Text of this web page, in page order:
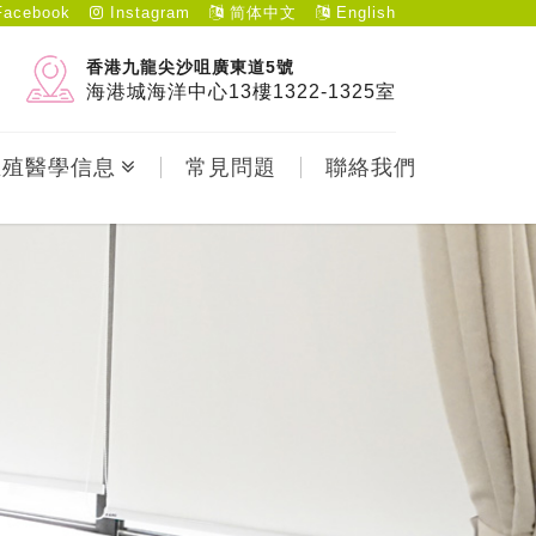
Instagram 简体中文 English
香港九龍尖沙咀廣東道5號
海港城海洋中心13樓1322-1325室
醫學信息 常見問題 聯絡我們